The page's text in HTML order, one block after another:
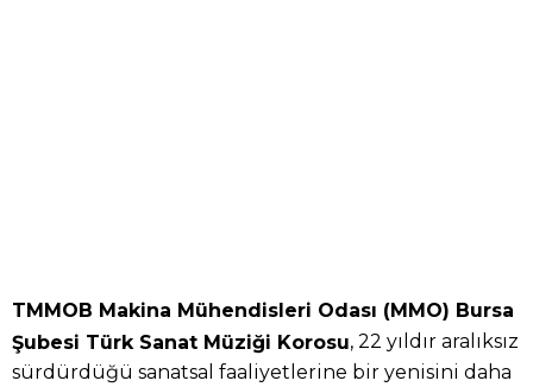
TMMOB Makina Mühendisleri Odası (MMO) Bursa
Şubesi Türk Sanat Müziği Korosu, 22 yıldır aralıksız
sürdürdüğü sanatsal faaliyetlerine bir yenisini daha